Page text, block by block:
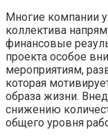
Многие компании
коллектива
финансовые
проекта особое
мероприятиям,
которая
образа жизни.
снижению
общего уровня